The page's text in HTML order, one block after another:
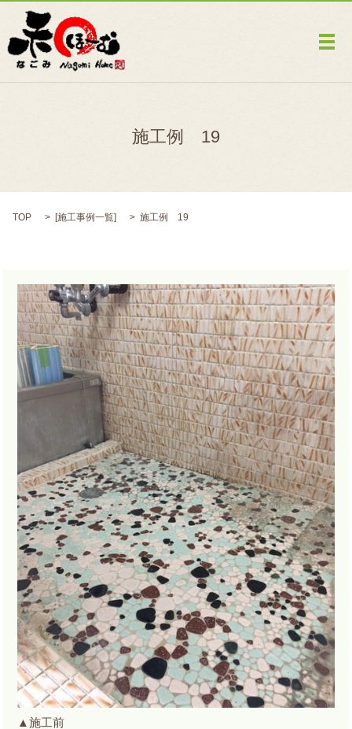
メ
施工例 19
TOP [施工事例一覧] 施工例 19
▲施工前